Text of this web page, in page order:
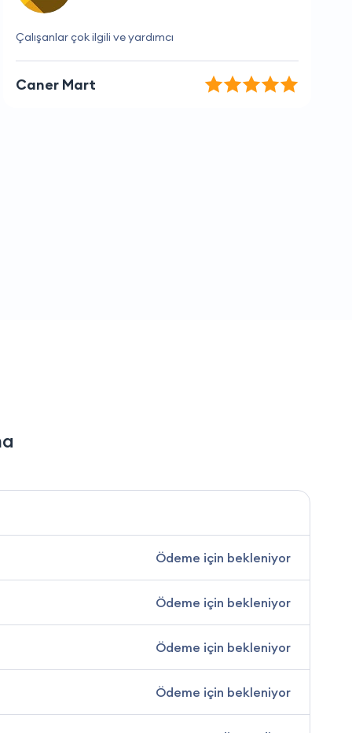
Her şey kusursuz, memnunum.
Ahmet Aktaş
Ödeme için bekleniyor
Ödeme için bekleniyor
Ödeme için bekleniyor
Ödeme için bekleniyor